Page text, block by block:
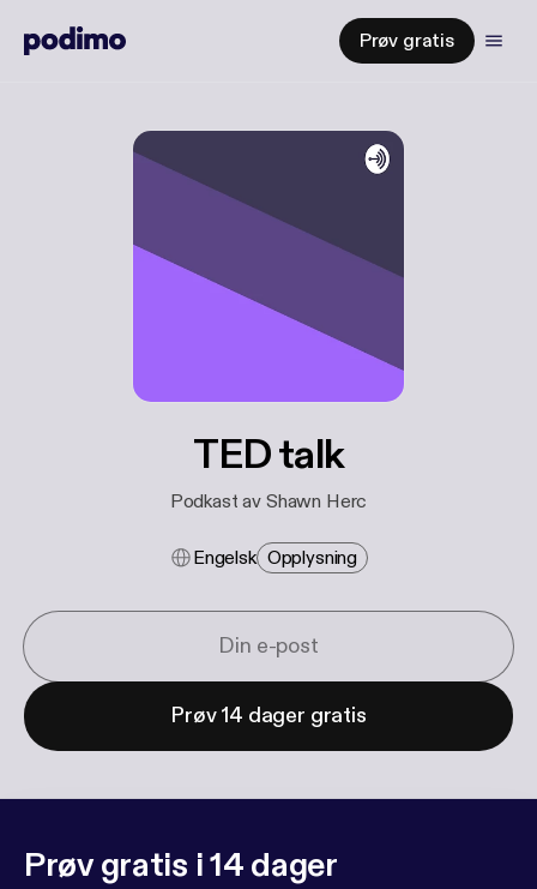
Prøv gratis
TED talk
Podkast av Shawn Herc
Engelsk Opplysning
Prøv 14 dager gratis
Prøv gratis i 14 dager